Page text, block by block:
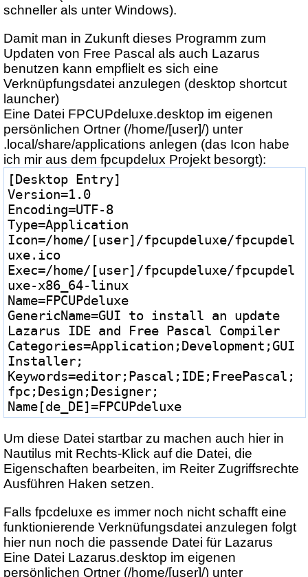
schneller als unter Windows).
Damit man in Zukunft dieses Programm zum
Updaten von Free Pascal als auch Lazarus
benutzen kann empflielt es sich eine
Verknüpfungsdatei anzulegen (desktop shortcut
launcher)
Eine Datei FPCUPdeluxe.desktop im eigenen
persönlichen Ortner (/home/[user]/) unter
.local/share/applications anlegen (das Icon habe
ich mir aus dem fpcupdelux Projekt besorgt):
[Desktop Entry]
Version=1.0
Encoding=UTF-8
Type=Application
Icon=/home/[user]/fpcupdeluxe/fpcupdel
uxe.ico
Exec=/home/[user]/fpcupdeluxe/fpcupdel
uxe-x86_64-linux
Name=FPCUPdeluxe
GenericName=GUI to install an update
Lazarus IDE and Free Pascal Compiler
Categories=Application;Development;GUI
Installer;
Keywords=editor;Pascal;IDE;FreePascal;
fpc;Design;Designer;
Name[de_DE]=FPCUPdeluxe
Um diese Datei startbar zu machen auch hier in
Nautilus mit Rechts-Klick auf die Datei, die
Eigenschaften bearbeiten, im Reiter Zugriffsrechte
Ausführen Haken setzen.
Falls fpcdeluxe es immer noch nicht schafft eine
funktionierende Verknüfungsdatei anzulegen folgt
hier nun noch die passende Datei für Lazarus
Eine Datei Lazarus.desktop im eigenen
persönlichen Ortner (/home/[user]/) unter